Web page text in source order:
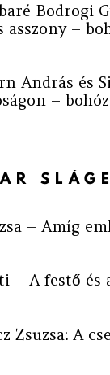
Bodrogi
asszony –
András és
–
– Amíg
– A festő és
Zsuzsa: A